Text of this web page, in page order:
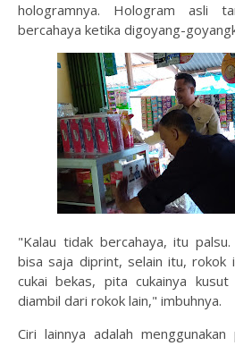
hologramnya. Hologram asli
bercahaya ketika digoyang-
"Kalau tidak bercahaya, itu
bisa saja diprint, selain itu, rokok
cukai bekas, pita cukainya
diambil dari rokok lain," imbuhnya.
Ciri lainnya adalah